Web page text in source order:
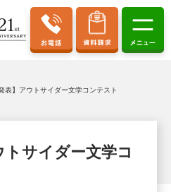
表】アウトサイダー文学コンテスト
トサイダー文学コ